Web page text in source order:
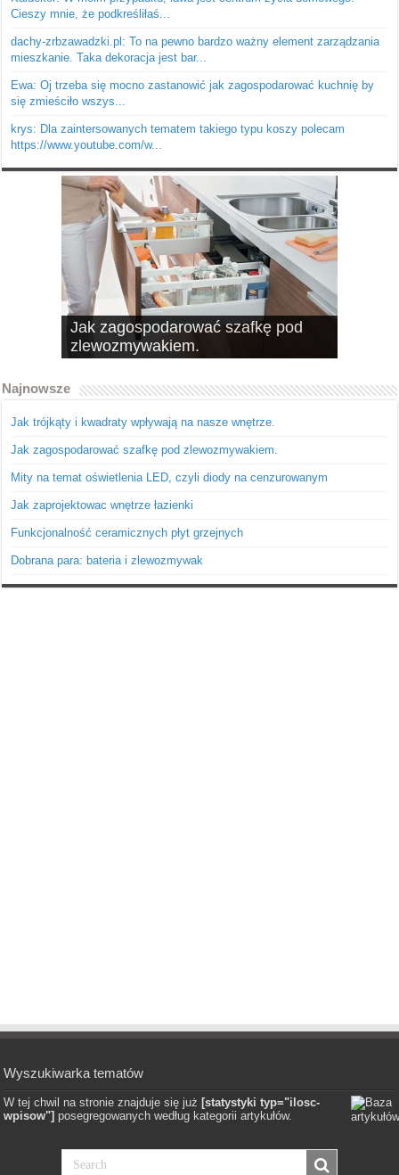
Cieszy mnie, że podkreśliłaś...
dachy-zrbzawadzki.pl: To na pewno bardzo ważny element zarządzania
mieszkanie. Taka dekoracja jest bar...
Ewa: Oj trzeba się mocno zastanowić jak zagospodarować kuchnię by
się zmieściło wszys...
krys: Dla zaintersowanych tematem takiego typu koszy polecam
https://www.youtube.com/w...
Jak zagospodarować szafkę pod
zlewozmywakiem.
10 pomysłów na schowki, czyli
dobrze wykorzystana przestrzeń
Najnowsze
Jak trójkąty i kwadraty wpływają na nasze wnętrze.
Jak zagospodarować szafkę pod zlewozmywakiem.
Mity na temat oświetlenia LED, czyli diody na cenzurowanym
Jak zaprojektowac wnętrze łazienki
Funkcjonalność ceramicznych płyt grzejnych
Dobrana para: bateria i zlewozmywak
Wyszukiwarka tematów
W tej chwil na stronie znajduje się już [statystyki typ="ilosc-
wpisow"] posegregowanych według kategorii artykułów.